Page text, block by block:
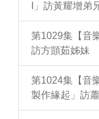
I」訪黃耀增弟
第1029集【音
訪方顗茹姊妹
第1024集【音
製作緣起」訪